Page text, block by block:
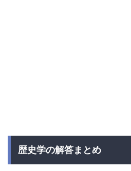
歴史学の解答まとめ